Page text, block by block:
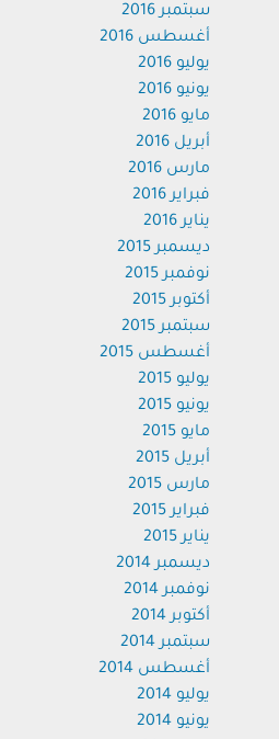
سبتمبر 2016
أغسطس 2016
يوليو 2016
يونيو 2016
مايو 2016
أبريل 2016
مارس 2016
فبراير 2016
يناير 2016
ديسمبر 2015
نوفمبر 2015
أكتوبر 2015
سبتمبر 2015
أغسطس 2015
يوليو 2015
يونيو 2015
مايو 2015
أبريل 2015
مارس 2015
فبراير 2015
يناير 2015
ديسمبر 2014
نوفمبر 2014
أكتوبر 2014
سبتمبر 2014
أغسطس 2014
يوليو 2014
يونيو 2014